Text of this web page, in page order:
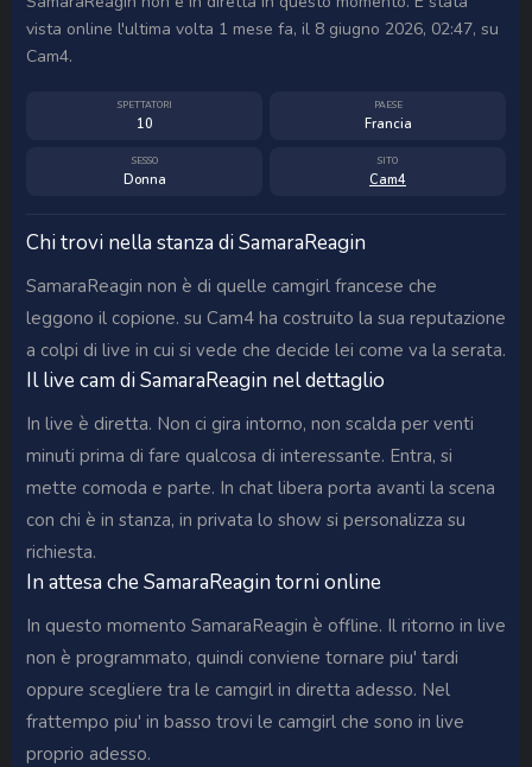
vista online l'ultima volta 1 mese fa, il 8 giugno 2026, 02:47, su
Cam4.
SPETTATORI
10
PAESE
Francia
SESSO
Donna
SITO
Cam4
Chi trovi nella stanza di SamaraReagin
SamaraReagin non è di quelle camgirl francese che
leggono il copione. su Cam4 ha costruito la sua reputazione
a colpi di live in cui si vede che decide lei come va la serata.
Il live cam di SamaraReagin nel dettaglio
In live è diretta. Non ci gira intorno, non scalda per venti
minuti prima di fare qualcosa di interessante. Entra, si
mette comoda e parte. In chat libera porta avanti la scena
con chi è in stanza, in privata lo show si personalizza su
richiesta.
In attesa che SamaraReagin torni online
In questo momento SamaraReagin è offline. Il ritorno in live
non è programmato, quindi conviene tornare piu' tardi
oppure scegliere tra le camgirl in diretta adesso. Nel
frattempo piu' in basso trovi le camgirl che sono in live
proprio adesso.